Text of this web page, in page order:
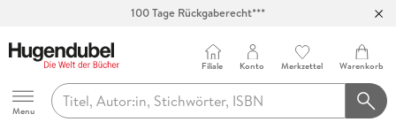
100 Tage Rückgaberecht***
Hugendubel
Menu
Filiale Konto Merkzettel Warenkorb